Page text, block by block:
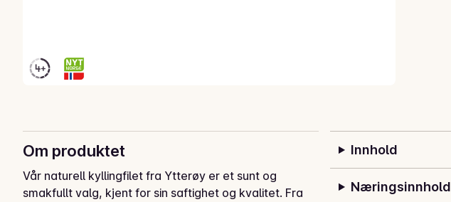
Om produktet
Vår naturell kyllingfilet fra Ytterøy er et sunt og
smakfullt valg, kjent for sin saftighet og kvalitet. Fra
Innhold
Næringsinnhold